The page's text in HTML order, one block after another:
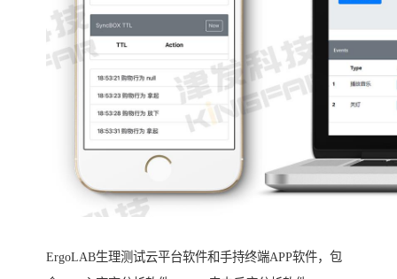
ErgoLAB生理测试云平台软件和手持终端APP软件，包